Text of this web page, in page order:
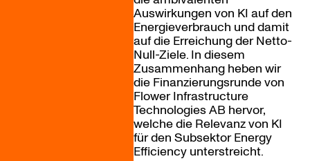
Auswirkungen von KI auf den
Energieverbrauch und damit
auf die Erreichung der Netto-
Null-Ziele. In diesem
Zusammenhang heben wir
die Finanzierungsrunde von
Flower Infrastructure
Technologies AB hervor,
welche die Relevanz von KI
für den Subsektor Energy
Efficiency unterstreicht.